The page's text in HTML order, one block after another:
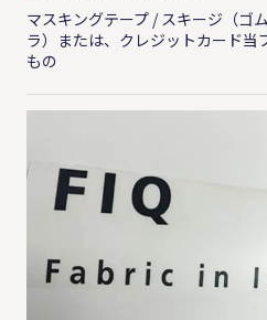
マスキングテープ / スキージ（ゴ
ラ）または、クレジットカード当
もの